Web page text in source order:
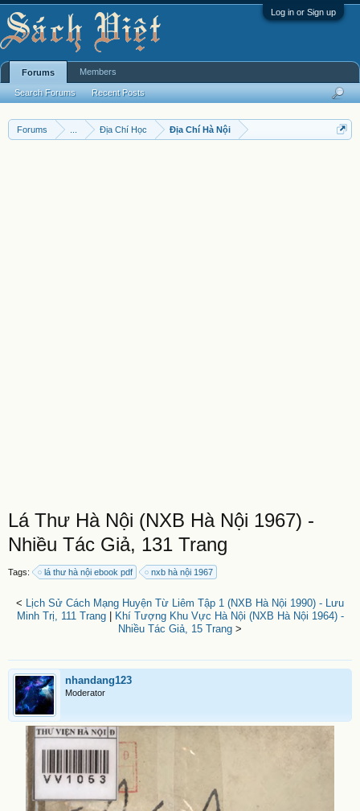
Log in or Sign up
Forums Địa Chí Học Địa Chí Hà Nội
Lá Thư Hà Nội (NXB Hà Nội 1967) -
Nhiều Tác Giả, 131 Trang
Tags: lá thư hà nội ebook pdf nxb hà nội 1967
< Lịch Sử Cách Mạng Huyện Từ Liêm Tập 1 (NXB Hà Nội 1990) - Lưu
Minh Trị, 111 Trang|
Khí Tượng Khu Vực Hà Nội (NXB Hà Nội 1964) -
Nhiều Tác Giả, 15 Trang >
nhandang123
Moderator
Forums
Search Forums Recent Posts
Members